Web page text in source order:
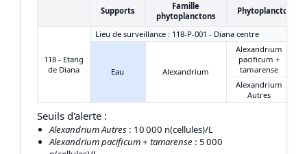
Supports
Famille
phytoplanctons
Phytoplanctons
118 - Etang
de Diana
Lieu de surveillance : 118-P-001 - Diana centre
Eau Alexandrium
Alexandrium
pacificum +
tamarense
Alexandrium
Autres
Seuils d'alerte :
Alexandrium Autres : 10 000 n(cellules)/L
Alexandrium pacificum + tamarense : 5 000